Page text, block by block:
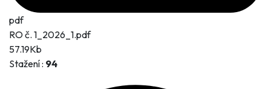
pdf
RO č. 1_2026_1.pdf
57.19Kb
Stažení : 94